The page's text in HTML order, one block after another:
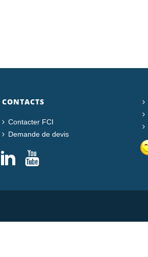
CONTACTS
Contacter FCI
Demande de devis